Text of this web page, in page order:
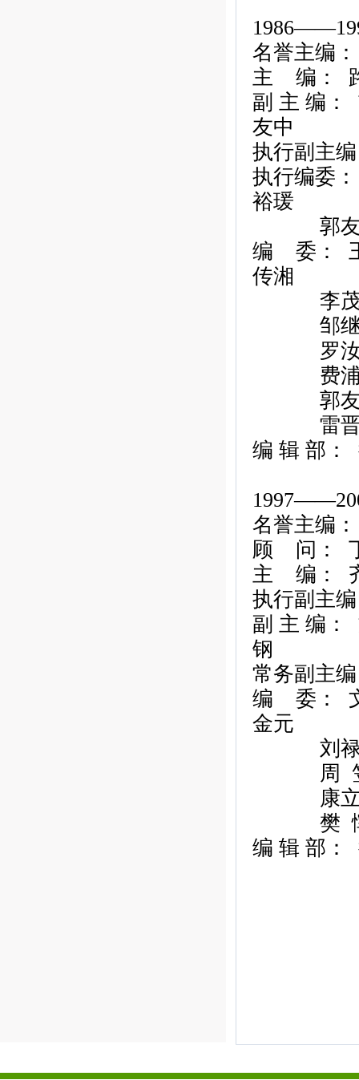
名誉主编：
主
编：
副 主 编：
友中
执行副主
执行编委：
裕瑗
郭
编
委：
传湘
李
邹
罗
费
郭
雷
编 辑 部：
名誉主编：
顾
问：
主
编：
执行副主
副 主 编：
钢
常务副主
编
委：
金元
刘
周
康
樊
编 辑 部：